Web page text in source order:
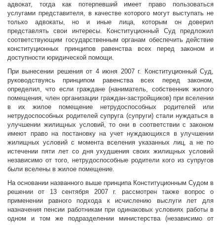
адвокат, тогда как потерпевший имеет право пользоваться
услугами представителя, в качестве которого могут выступать не
только адвокаты, но и иные лица, которым он доверил
представлять свои интересы. Конституционный Суд предложил
соответствующим государственным органам обеспечить действие
конституционных принципов равенства всех перед законом и
доступности юридической помощи.
При вынесении решения от 4 июня 2007 г. Конституционный Суд,
руководствуясь принципом равенства всех перед законом,
определил, что если граждане (наниматель, собственник жилого
помещения, член организации граждан-застройщиков) при вселении
в их жилое помещение нетрудоспособных родителей или
нетрудоспособных родителей супруга (супруги) стали нуждаться в
улучшении жилищных условий, то они в соответствии с законом
имеют право на постановку на учет нуждающихся в улучшении
жилищных условий с момента вселения указанных лиц, а не по
истечении пяти лет со дня ухудшения своих жилищных условий
независимо от того, нетрудоспособные родители кого из супругов
были вселены в жилое помещение.
На основании названного выше принципа Конституционным Судом в
решении от 13 сентября 2007 г. рассмотрен также вопрос о
применении равного подхода к исчислению выслуги лет для
назначения пенсии работникам при одинаковых условиях работы в
одном и том же подразделении министерства (независимо от